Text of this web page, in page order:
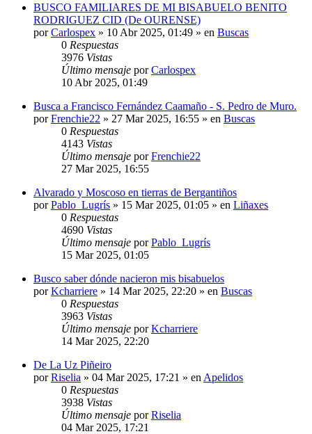
BUSCO FAMILIARES DE MI BISABUELO BENITO
RODRIGUEZ CID (De OURENSE)
porCarlospex » 10 Abr 2025, 01:49 » en Buscas
0 Respuestas
3976 Vistas
Último mensaje porCarlospex
10 Abr 2025, 01:49
Busca a Francisco Fernández Caamaño - S. Pedro de Muro.
porFrenchie22 » 27 Mar 2025, 16:55 » en Buscas
0 Respuestas
4143 Vistas
Último mensaje porFrenchie22
27 Mar 2025, 16:55
Alvarado y Moscoso en tierras de Bergantiños
porPablo_Lugrís » 15 Mar 2025, 01:05 » en Liñaxes
0 Respuestas
4690 Vistas
Último mensaje porPablo_Lugrís
15 Mar 2025, 01:05
Busco saber dónde nacieron mis bisabuelos
porKcharriere » 14 Mar 2025, 22:20 » en Buscas
0 Respuestas
3963 Vistas
Último mensaje porKcharriere
14 Mar 2025, 22:20
De La Uz Piñeiro
porRiselia » 04 Mar 2025, 17:21 » en Apelidos
0 Respuestas
3938 Vistas
Último mensaje porRiselia
04 Mar 2025, 17:21